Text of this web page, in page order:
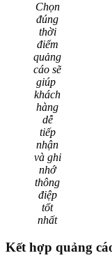
Chọn
đúng
thời
điểm
quảng
cáo sẽ
giúp
khách
hàng
dễ
tiếp
nhận
và ghi
nhớ
thông
điệp
tốt
nhất
Kết hợp quảng